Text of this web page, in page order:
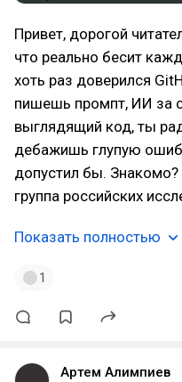
Привет, дорогой
что реально бесит
хоть раз доверился
пишешь промпт, ИИ за
выглядящий код, ты
дебажишь глупую
допустил бы. Знакомо?
группа российских
Показать полностью
1
Артем Алимпиев